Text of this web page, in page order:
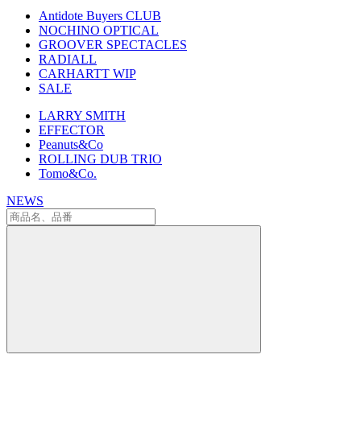
Antidote Buyers CLUB
NOCHINO OPTICAL
GROOVER SPECTACLES
RADIALL
CARHARTT WIP
SALE
LARRY SMITH
EFFECTOR
Peanuts&Co
ROLLING DUB TRIO
Tomo&Co.
NEWS